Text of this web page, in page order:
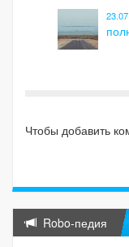
Чтобы добавить
Robo-педия